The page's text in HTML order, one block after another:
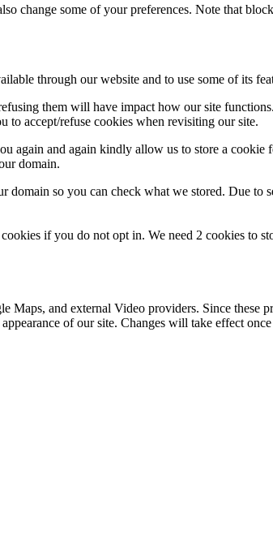
change some of your preferences. Note that
through our website and to use some of its
them will have impact how our site
accept/refuse cookies when revisiting our site.
again and again kindly allow us to store a
domain.
so you can check what we stored. Due to
if you do not opt in. We need 2 cookies
Maps, and external Video providers. Since
of our site. Changes will take effect